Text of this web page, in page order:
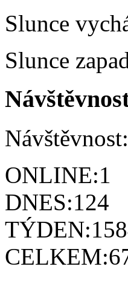
Slunce
Slunce
Návštěvnost:
ONLINE:1
DNES:124
TÝDEN:
CELKEM: